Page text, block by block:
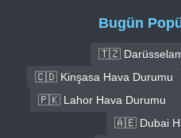
Bugün
🇹🇿
🇨🇩 Kinşasa Hava Durumu
🇵🇰 Lahor Hava Durumu
🇦🇪 Dubai